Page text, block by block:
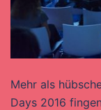
Mehr als
Days 2016